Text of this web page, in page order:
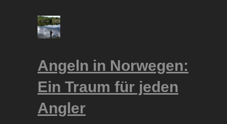
Angeln in Norwegen:
Ein Traum für jeden
Angler